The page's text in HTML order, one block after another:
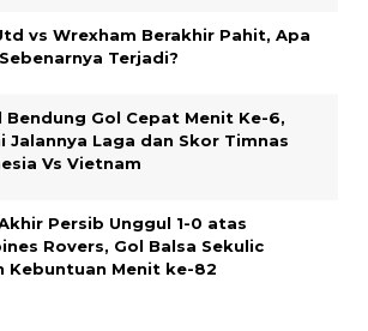
vs Wrexham Berakhir Pahit, Apa
Terjadi?
Bendung Gol Cepat Menit Ke-6,
Jalannya Laga dan Skor Timnas
Vs Vietnam
Persib Unggul 1-0 atas
Rovers, Gol Balsa Sekulic
Kebuntuan Menit ke-82